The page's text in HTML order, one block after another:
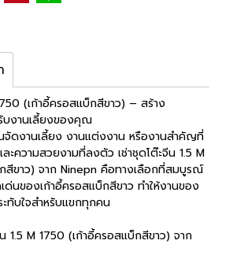
(เก้าอี้ครอสแบ็กสีขาว) – สร้าง
บงานเลี้ยงของคุณ
ดงานเลี้ยง งานแต่งงาน หรืองานสำคัญที่
ะความสวยงามที่ลงตัว เช่าชุดโต๊ะจีน 1.5 M
สีขาว) จาก Ninepn คือทางเลือกที่สมบูรณ์
นของเก้าอี้ครอสแบ็กสีขาว ทำให้งานของ
ทับใจสำหรับแขกทุกคน
1.5 M 1750 (เก้าอี้ครอสแบ็กสีขาว) จาก